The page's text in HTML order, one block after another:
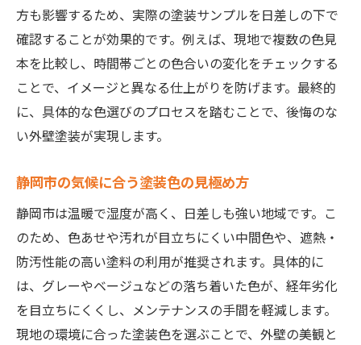
方も影響するため、実際の塗装サンプルを日差しの下で
確認することが効果的です。例えば、現地で複数の色見
本を比較し、時間帯ごとの色合いの変化をチェックする
ことで、イメージと異なる仕上がりを防げます。最終的
に、具体的な色選びのプロセスを踏むことで、後悔のな
い外壁塗装が実現します。
静岡市の気候に合う塗装色の見極め方
静岡市は温暖で湿度が高く、日差しも強い地域です。こ
のため、色あせや汚れが目立ちにくい中間色や、遮熱・
防汚性能の高い塗料の利用が推奨されます。具体的に
は、グレーやベージュなどの落ち着いた色が、経年劣化
を目立ちにくくし、メンテナンスの手間を軽減します。
現地の環境に合った塗装色を選ぶことで、外壁の美観と